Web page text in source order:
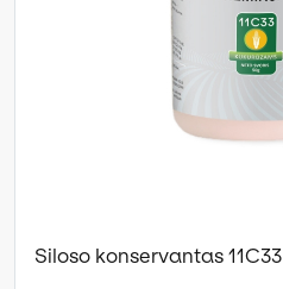
Siloso konservantas 11C33